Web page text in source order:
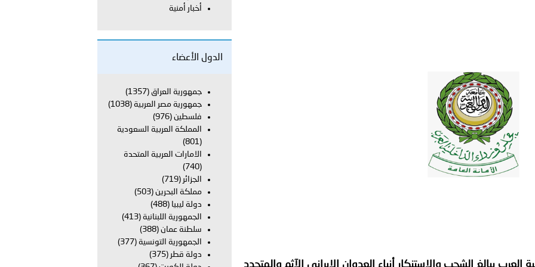
الإمارات ـ 1448/02/22هـ ــ الموافق 2026/08/05 م - شرطة أبوظبي تحذر من زيادة عدد الركاب في المركبات حفاظًا على سلامة
الإمارات ـ 1448/02/22هـ ــ الموافق 2026/08/05 م - شرطة أبوظبي تطلع وفد الشرطة الإيطالية على منظومتي التأهيل الشرطي
الإمارات ـ 1448/02/22هـ ــ الموافق 2026/08/05 م - شرطة أبوظبي تنظم حملة للتبرع بالدم في منطقة الظفرة تعزيزا للمسؤولية
الكويت ـ 1448/02/22هـ ــ الموافق 2026/08/05 م - بمناسبة صدور المرسومين الأميريين معالي النائب الأول لرئيس مجلس الوزراء
العرب ببالغ الشجب والاستنكار أنباء العدوان الإيراني الآثم والمتجدد
أخبار أمنية
الدول الأعضاء
جمهورية العراق (1357)
جمهورية مصر العربية (1038)
فلسطين(976)
المملكة العربية السعودية
(801)
الامارات العربية المتحدة
(740)
الجزائر (719)
مملكة البحرين (503)
دولة ليبيا (488)
الجمهورية اللبنانية (413)
سلطنة عمان (388)
الجمهورية التونسية (377)
دولة قطر (375)